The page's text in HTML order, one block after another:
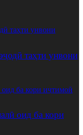
таҳти унвони
оид ба кори